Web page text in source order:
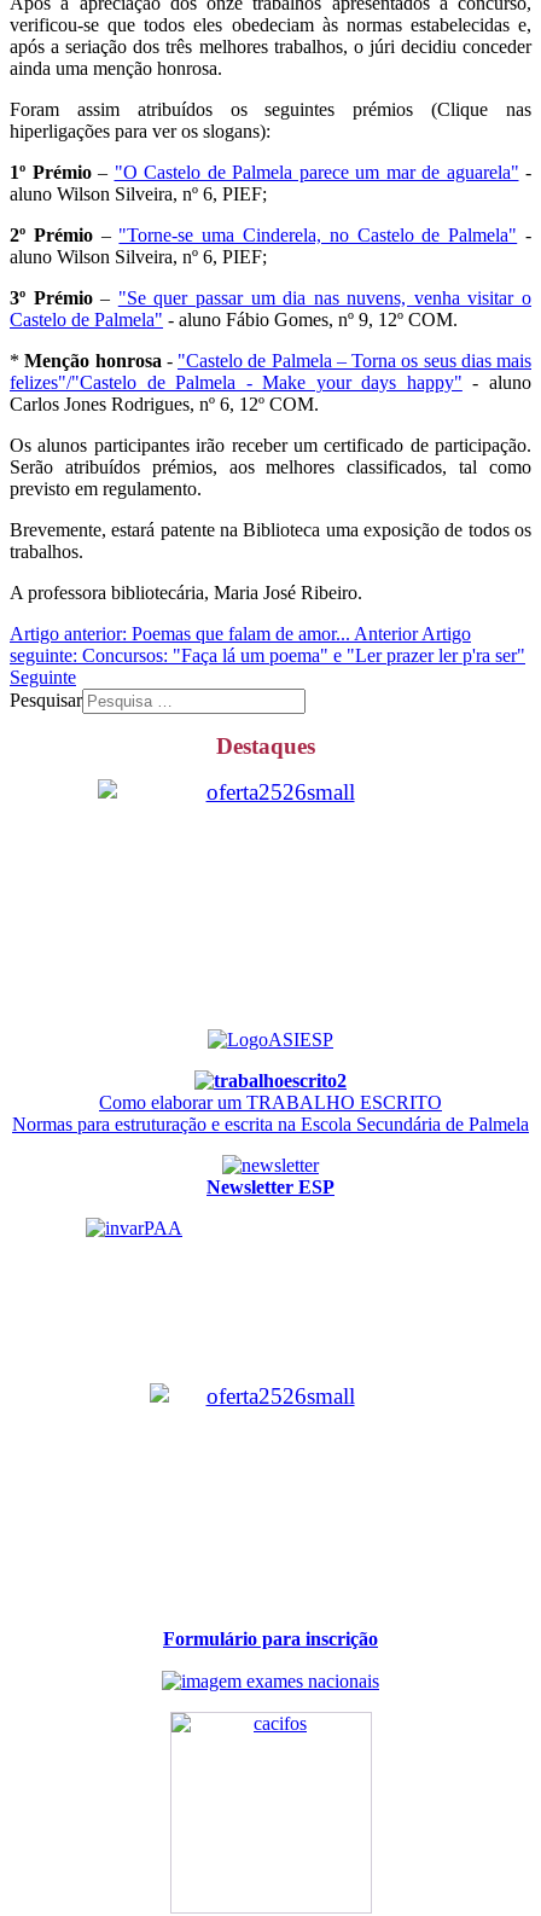
verificou-se que todos eles obedeciam às normas estabelecidas e,
após a seriação dos três melhores trabalhos, o júri decidiu conceder
ainda uma menção honrosa.
Foram assim atribuídos os seguintes prémios (Clique nas
hiperligações para ver os slogans):
1º Prémio– "O Castelo de Palmela parece um mar de aguarela" -
aluno Wilson Silveira, nº 6, PIEF;
2º Prémio– "Torne-se uma Cinderela, no Castelo de Palmela" -
aluno Wilson Silveira, nº 6, PIEF;
3º Prémio– "Se quer passar um dia nas nuvens, venha visitar o
Castelo de Palmela" - aluno Fábio Gomes, nº 9, 12º COM.
*Menção honrosa - "Castelo de Palmela – Torna os seus dias mais
felizes"/"Castelo de Palmela - Make your days happy" - aluno
Carlos Jones Rodrigues, nº 6, 12º COM.
Os alunos participantes irão receber um certificado de participação.
Serão atribuídos prémios, aos melhores classificados, tal como
previsto em regulamento.
Brevemente, estará patente na Biblioteca uma exposição de todos os
trabalhos.
A professora bibliotecária, Maria José Ribeiro.
Artigo anterior: Poemas que falam de amor... Anterior Artigo
seguinte: Concursos: "Faça lá um poema" e "Ler prazer ler p'ra ser"
Seguinte
Pesquisar
Destaques
Como elaborar um TRABALHO ESCRITO
Normas para estruturação e escrita na Escola Secundária de Palmela
Newsletter ESP
Formulário para inscrição